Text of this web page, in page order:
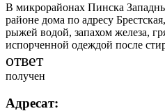
В микрорайонах Пинска
районе дома по адресу
рыжей водой, запахом железа,
испорченной одеждой после
ответ
получен
Адресат: